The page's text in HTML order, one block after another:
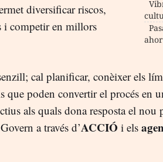
diversificar riscos,
i competir en millors
cal planificar, conèixer els
que poden convertir el procés en
als quals dona resposta el nou
a través d’ACCIÓ i els